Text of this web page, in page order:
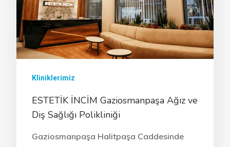
Kliniklerimiz
ESTETİK İNCİM Gaziosmanpaşa Ağız ve
Diş Sağlığı Polikliniği
Gaziosmanpaşa Halitpaşa Caddesinde